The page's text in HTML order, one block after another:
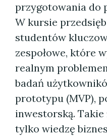
przygotowania do
W kursie
studentów
zespołowe, które
realnym
badań
prototypu (MVP),
inwestorską.
tylko wiedzę